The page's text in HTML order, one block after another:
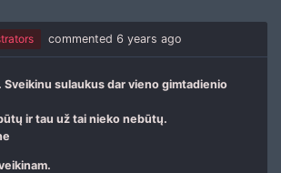
commented 6 years ago
Sveikinu sulaukus dar vieno gimtadienio
ir tau už tai nieko nebūtų.